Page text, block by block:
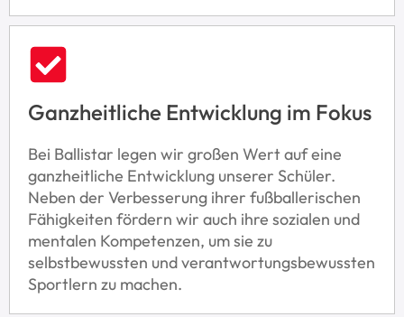
Ganzheitliche Entwicklung im Fokus
Bei Ballistar legen wir großen Wert auf eine
ganzheitliche Entwicklung unserer Schüler.
Neben der Verbesserung ihrer fußballerischen
Fähigkeiten fördern wir auch ihre sozialen und
mentalen Kompetenzen, um sie zu
selbstbewussten und verantwortungsbewussten
Sportlern zu machen.